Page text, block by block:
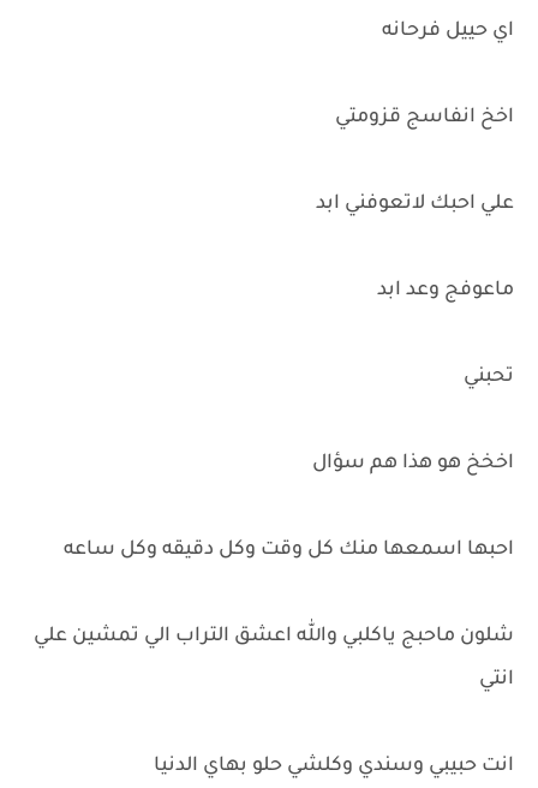
اي حييل فرحانه
اخخ انفاسج قزومتي
علي احبك لاتعوفني ابد
ماعوفج وعد ابد
تحبني
اخخخ هو هذا هم سؤال
احبها اسمعها منك كل وقت وكل دقيقه وكل ساعه
شلون ماحبج ياكلبي والله اعشق التراب الي تمشين علي
انتي
انت حبيبي وسندي وكلشي حلو بهاي الدنيا